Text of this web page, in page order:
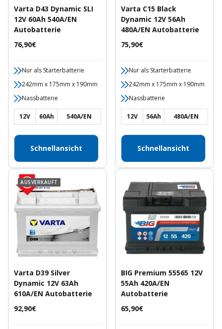
Varta D43 Dynamic SLI
12V 60Ah 540A/EN
Autobatterie
Angebotspreis
76,90€
Nur als Starterbatterie
242mm x 175mm x 190mm
Nassbatterie
12V 60Ah 540A/EN
Schnellansicht
Varta C15 Black
Dynamic 12V 56Ah
480A/EN Autobatterie
Angebotspreis
75,90€
Nur als Starterbatterie
242mm x 175mm x 190mm
Nassbatterie
12V 56Ah 480A/EN
Schnellansicht
AUSVERKAUFT
Varta D39 Silver
Dynamic 12V 63Ah
610A/EN Autobatterie
Angebotspreis
92,90€
BIG Premium 55565 12V
55Ah 420A/EN
Autobatterie
Angebotspreis
65,90€